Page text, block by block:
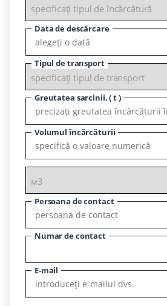
Data de descărcare
Tipul de transport
Greutatea sarcinii, ( t )
Volumul încărcăturii
Persoana de contact
Numar de contact
E-mail